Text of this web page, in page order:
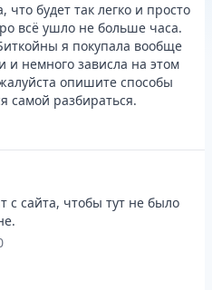
что будет так легко и просто
всё ушло не больше часа.
я покупала вообще
и немного зависла на этом
опишите способы
самой разбираться.
с сайта, чтобы тут не было